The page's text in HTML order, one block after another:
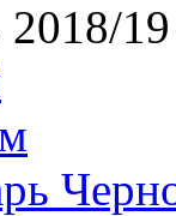
2018/19